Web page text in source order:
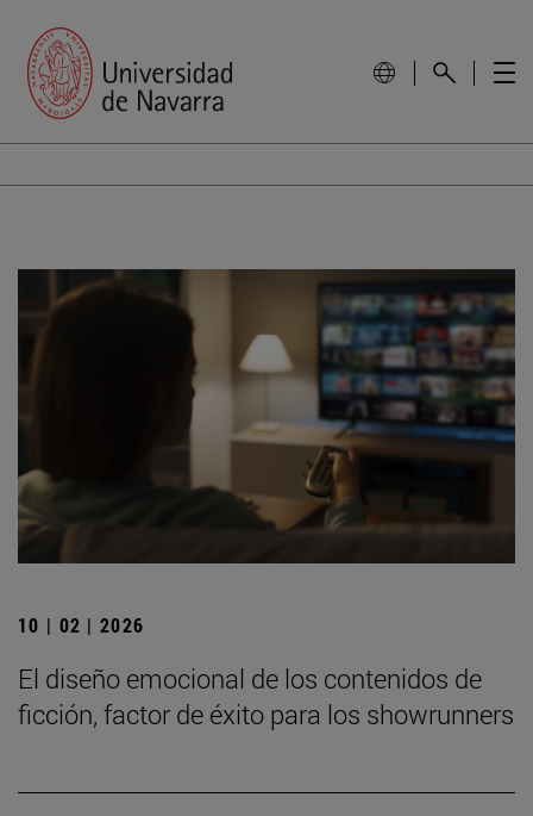
10 | 02 | 2026
El diseño emocional de los contenidos de
ficción, factor de éxito para los showrunners